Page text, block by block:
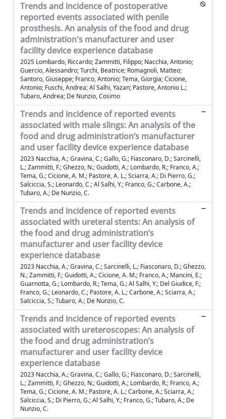
Trends and incidence of postoperative
reported events associated with penile
prosthesis. An analysis of the food and drug
administration's manufacturer and user
facility device experience database
2025 Lombardo, Riccardo; Zammitti, Filippo; Nacchia, Antonio;
Guercio, Alessandro; Turchi, Beatrice; Romagnoli, Matteo;
Santoro, Giuseppe; Franco, Antonio; Tema, Giorgia; Cicione,
Antonio; Fuschi, Andrea; Al Salhi, Yazan; Pastore, Antonio L.;
Tubaro, Andrea; De Nunzio, Cosimo
Trends and incidence of reported events
associated with male slings: An analysis of the
food and drug administration’s manufacturer
and user facility device experience database
2023 Nacchia, A.; Gravina, C.; Gallo, G.; Fiasconaro, D.; Sarcinelli,
L.; Zammitti, F.; Ghezzo, N.; Guidotti, A.; Lombardo, R.; Franco, A.;
Tema, G.; Cicione, A. M.; Pastore, A. L.; Sciarra, A.; Di Pierro, G.;
Salciccia, S.; Leonardo, C.; Al Salhi, Y.; Franco, G.; Carbone, A.;
Tubaro, A.; De Nunzio, C.
Trends and incidence of reported events
associated with ureteral stents: An analysis of
the food and drug administration’s
manufacturer and user facility device
experience database
2023 Nacchia, A.; Gravina, C.; Sarcinelli, L.; Fiasconaro, D.; Ghezzo,
N.; Zammitti, F.; Guidotti, A.; Cicione, A. M.; Franco, A.; Mancini, E.;
Guarnotta, G.; Lombardo, R.; Tema, G.; Al Salhi, Y.; Del Giudice, F.;
Franco, G.; Leonardo, C.; Pastore, A. L.; Carbone, A.; Sciarra, A.;
Salciccia, S.; Tubaro, A.; De Nunzio, C.
Trends and incidence of reported events
associated with ureteroscopes: An analysis of
the food and drug administration’s
manufacturer and user facility device
experience database
2023 Nacchia, A.; Gravina, C.; Gallo, G.; Fiasconaro, D.; Sarcinelli,
L.; Zammitti, F.; Ghezzo, N.; Guidotti, A.; Lombardo, R.; Franco, A.;
Tema, G.; Cicione, A. M.; Pastore, A. L.; Carbone, A.; Sciarra, A.;
Salciccia, S.; Di Pierro, G.; Al Salhi, Y.; Franco, G.; Tubaro, A.; De
Nunzio, C.